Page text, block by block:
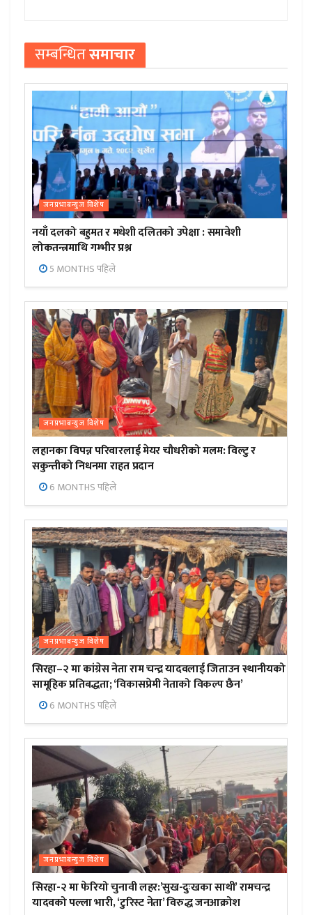
सम्बन्धितसमाचार
जनप्रभाबन्युज विशेष
नयाँ दलको बहुमत र मधेशी दलितको उपेक्षा : समावेशी
लोकतन्त्रमाथि गम्भीर प्रश्न
5 MONTHS पहिले
जनप्रभाबन्युज विशेष
लहानका विपन्न परिवारलाई मेयर चौधरीको मलम: विल्टु र
सकुन्तीको निधनमा राहत प्रदान
6 MONTHS पहिले
जनप्रभाबन्युज विशेष
सिरहा–२ मा कांग्रेस नेता राम चन्द्र यादवलाई जिताउन स्थानीयको
सामूहिक प्रतिबद्धता; ‘विकासप्रेमी नेताको विकल्प छैन’
6 MONTHS पहिले
जनप्रभाबन्युज विशेष
सिरहा-२ मा फेरियो चुनावी लहर:’सुख-दुःखका साथी’ रामचन्द्र
यादवको पल्ला भारी, ‘टुरिस्ट नेता’ विरुद्ध जनआक्रोश